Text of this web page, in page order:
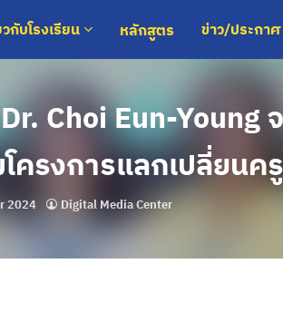
วกับโรงเรียน หลักสูตร ข่าว/ประกาศ
Choi Eun-Young
ครงการแลกเปลี่ยนครู
2024 Digital Media Center